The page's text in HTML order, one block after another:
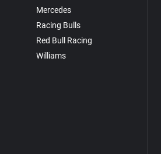
Mercedes
Racing Bulls
Red Bull Racing
Williams